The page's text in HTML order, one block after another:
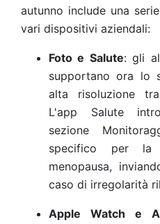
autunno include una
vari dispositivi aziendali:
Foto e Salute: gli
supportano ora lo
alta risoluzione
L'app Salute
sezione
specifico per la
menopausa,
caso di irregolarità
Apple Watch e